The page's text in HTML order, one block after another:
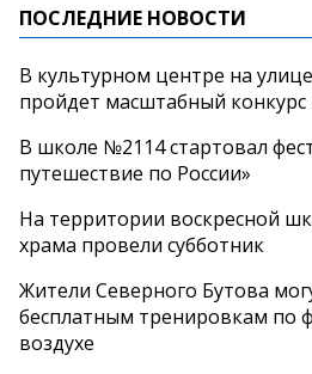
ПОСЛЕДНИЕ НОВОСТИ
В культурном центре на
пройдет масштабный конкурс
В школе №2114 стартовал
путешествие по России»
На территории воскресной
храма провели субботник
Жители Северного Бутова
бесплатным тренировкам по
воздухе